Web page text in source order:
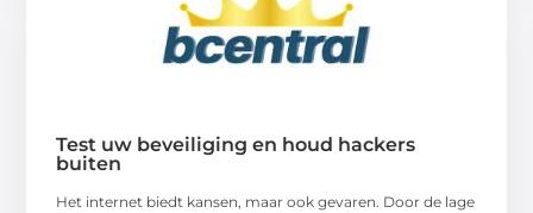
Test uw beveiliging en houd hackers
buiten
Het internet biedt kansen, maar ook gevaren. Door de lage